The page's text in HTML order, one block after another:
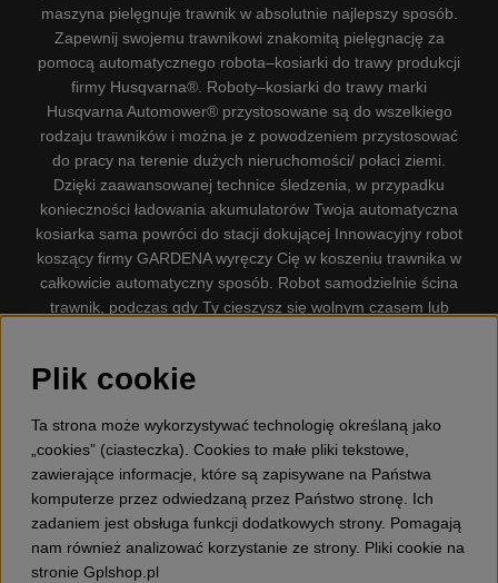
maszyna pielęgnuje trawnik w absolutnie najlepszy sposób.
Zapewnij swojemu trawnikowi znakomitą pielęgnację za
pomocą automatycznego robota–kosiarki do trawy produkcji
firmy Husqvarna®. Roboty–kosiarki do trawy marki
Husqvarna Automower® przystosowane są do wszelkiego
rodzaju trawników i można je z powodzeniem przystosować
do pracy na terenie dużych nieruchomości/ połaci ziemi.
Dzięki zaawansowanej technice śledzenia, w przypadku
konieczności ładowania akumulatorów Twoja automatyczna
kosiarka sama powróci do stacji dokującej Innowacyjny robot
koszący firmy GARDENA wyręczy Cię w koszeniu trawnika w
całkowicie automatyczny sposób. Robot samodzielnie ścina
trawnik, podczas gdy Ty cieszysz się wolnym czasem lub
dostępną na rynku. Firma nasza dysponuje. Gplshop
ochronna, Wykaszarki, Podkaszarki, Nożyce do żywopłotów,
Kultywatory, Dmuchawy, Odśnieżarki, Myjka Ciśnieniowa,
Odkurzacz, Przecinarki, Siekiery, Narzędzia do prac leśnych,
Smary, Pojemniki, Zabawki dla dzieci ETC.
Plik cookie
Ta strona może wykorzystywać technologię określaną jako
„cookies” (ciasteczka). Cookies to małe pliki tekstowe,
zawierające informacje, które są zapisywane na Państwa
komputerze przez odwiedzaną przez Państwo stronę. Ich
zadaniem jest obsługa funkcji dodatkowych strony. Pomagają
nam również analizować korzystanie ze strony. Pliki cookie na
stronie Gplshop.pl